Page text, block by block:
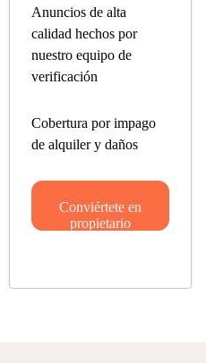
Anuncios de alta
calidad hechos por
nuestro equipo de
verificación
Cobertura por impago
de alquiler y daños
Conviértete en
propietario